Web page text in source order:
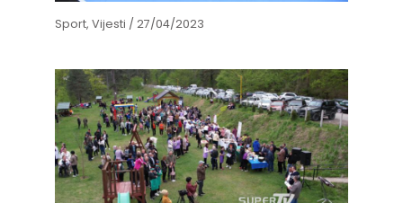
Sport,Vijesti /27/04/2023